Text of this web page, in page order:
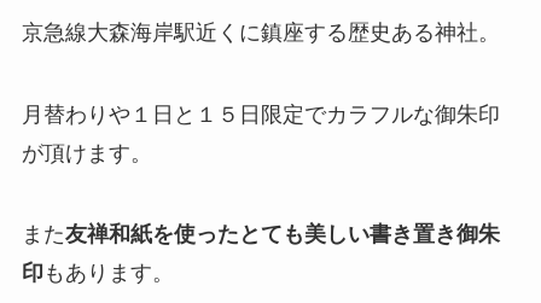
京急線大森海岸駅近くに鎮座する歴史ある神社。
月替わりや１日と１５日限定でカラフルな御朱印
が頂けます。
また友禅和紙を使ったとても美しい書き置き御朱
印 もあります。